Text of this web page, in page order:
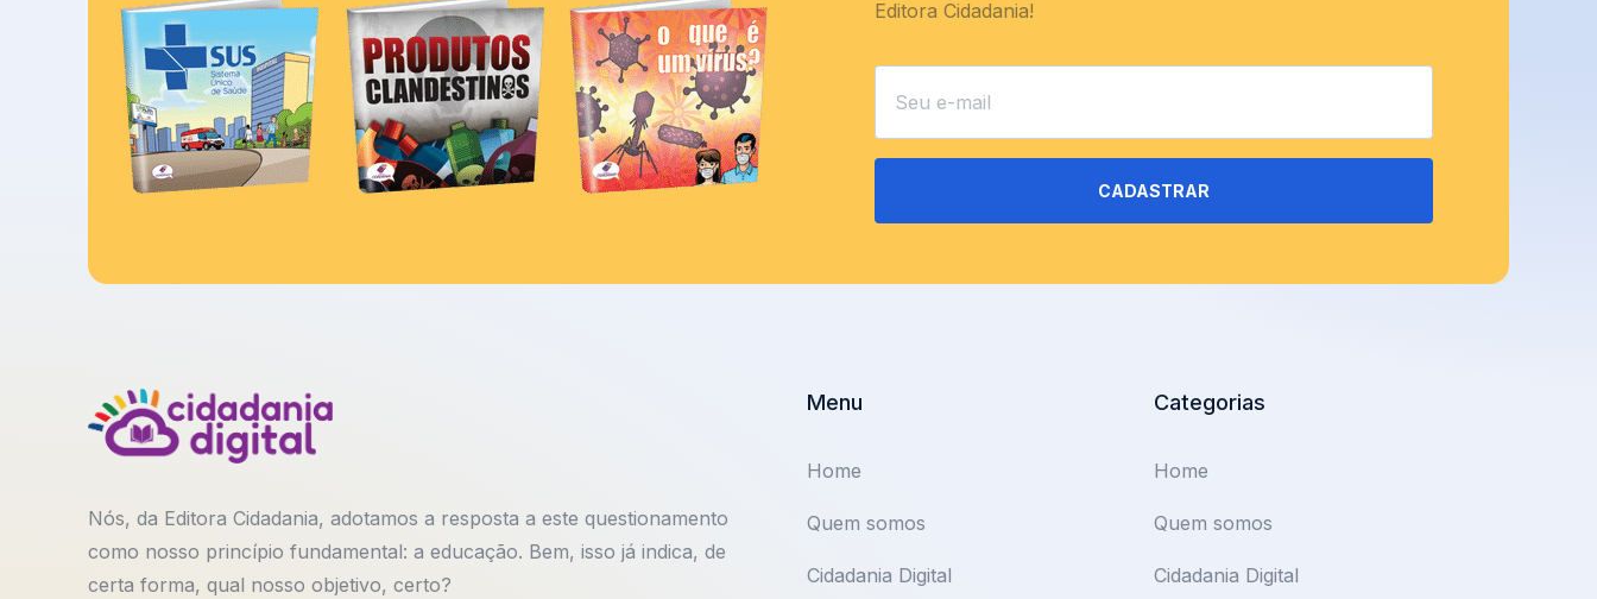
Editora Cidadania!
CADASTRAR
Nós, da Editora Cidadania, adotamos a resposta a este questionamento
como nosso princípio fundamental: a educação. Bem, isso já indica, de
certa forma, qual nosso objetivo, certo?
Menu
Home
Quem somos
Cidadania Digital
Categorias
Home
Quem somos
Cidadania Digital